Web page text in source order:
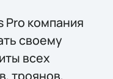
компания
своему
всех
троянов,